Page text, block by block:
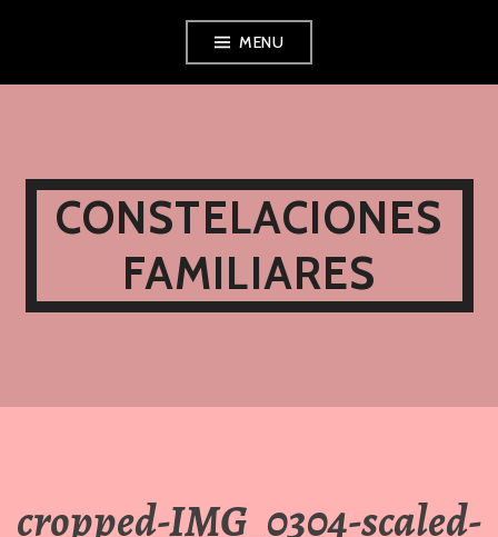
MENU
CONSTELACIONES
FAMILIARES
cropped-IMG_0304-scaled-